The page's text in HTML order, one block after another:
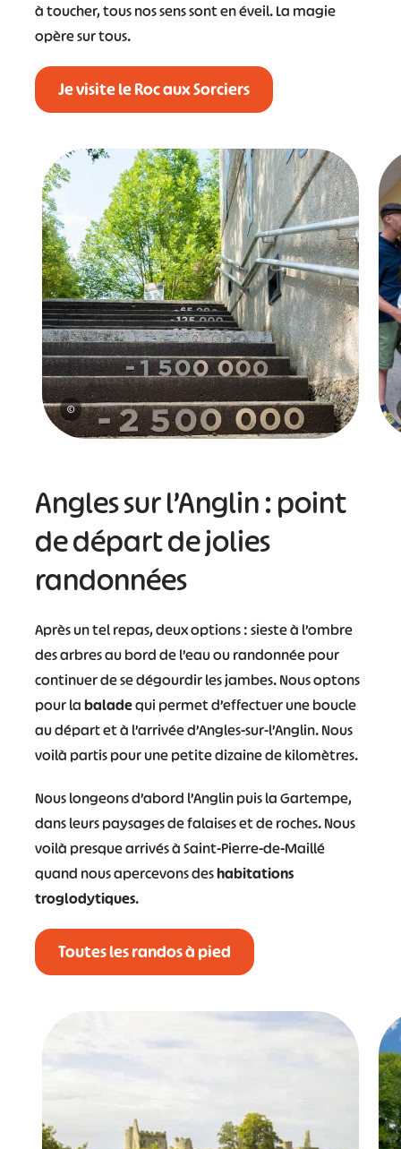
à toucher, tous nos sens sont en éveil. La magie
opère sur tous.
Je visite le Roc aux Sorciers
©
Angles sur l’Anglin : point
de départ de jolies
randonnées
Après un tel repas, deux options : sieste à l’ombre
des arbres au bord de l’eau ou randonnée pour
continuer de se dégourdir les jambes. Nous optons
pour labaladequi permet d’effectuer une boucle
au départ et à l’arrivée d’Angles-sur-l’Anglin. Nous
voilà partis pour une petite dizaine de kilomètres.
Nous longeons d’abord l’Anglin puis la Gartempe,
dans leurs paysages de falaises et de roches. Nous
voilà presque arrivés à Saint-Pierre-de-Maillé
quand nous apercevons deshabitations
troglodytiques.
Toutes les randos à pied
# # #
#
#
#